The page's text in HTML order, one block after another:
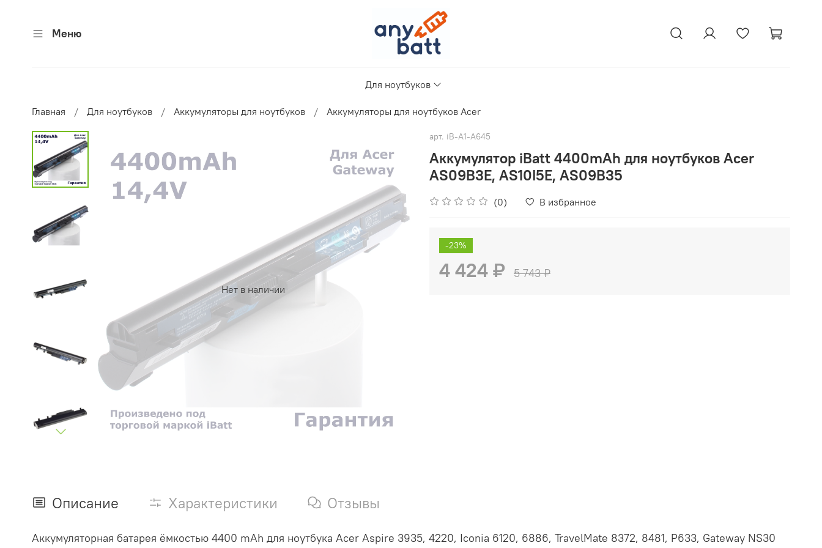
Меню
Для ноутбуков
Главная Для ноутбуков Аккумуляторы для ноутбуков Аккумуляторы для ноутбуков Acer
Нет в наличии
арт. iB-A1-A645
Аккумулятор iBatt 4400mAh для ноутбуков Acer
AS09B3E, AS10I5E, AS09B35
(0) В избранное
-23%
4 424 ₽ 5 743 ₽
Описание Характеристики Отзывы
Аккумуляторная батарея ёмкостью 4400 mAh для ноутбука Acer Aspire 3935, 4220, Iconia 6120, 6886, TravelMate 8372, 8481, P633, Gateway NS30